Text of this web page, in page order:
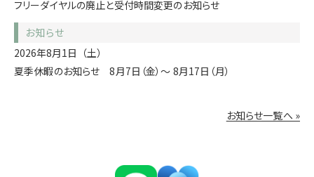
フリーダイヤルの廃止と受付時間変更のお知らせ
お知らせ
2026年8月1日（土）
夏季休暇のお知らせ 8月7日（金）〜 8月17日（月）
お知らせ一覧へ »